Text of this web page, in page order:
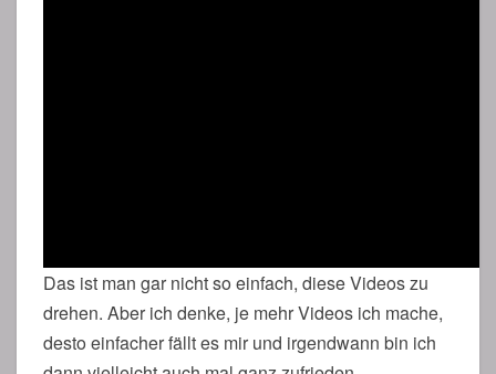
Das ist man gar nicht so einfach, diese Videos zu
drehen. Aber ich denke, je mehr Videos ich mache,
desto einfacher fällt es mir und irgendwann bin ich